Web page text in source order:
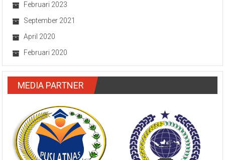
Februari 2023
September 2021
April 2020
Februari 2020
MEDIA PARTNER